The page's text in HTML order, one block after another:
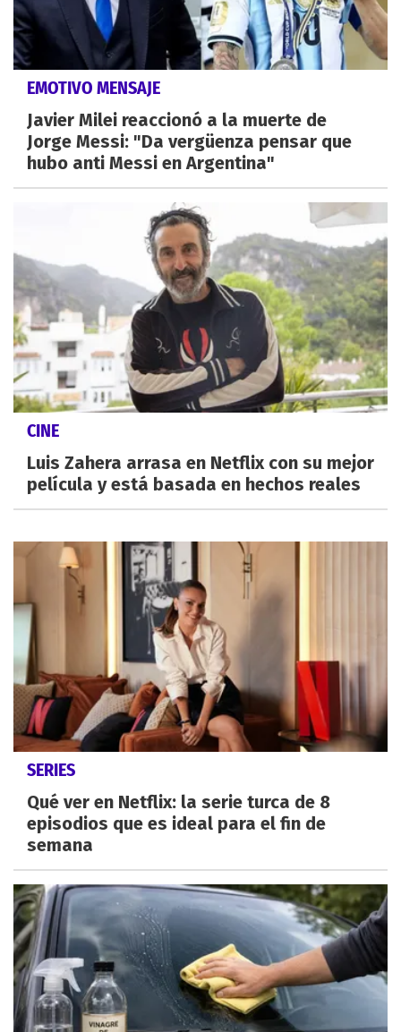
EMOTIVO MENSAJE
Javier Milei reaccionó a la muerte de
Jorge Messi: "Da vergüenza pensar que
hubo anti Messi en Argentina"
CINE
Luis Zahera arrasa en Netflix con su mejor
película y está basada en hechos reales
SERIES
Qué ver en Netflix: la serie turca de 8
episodios que es ideal para el fin de
semana